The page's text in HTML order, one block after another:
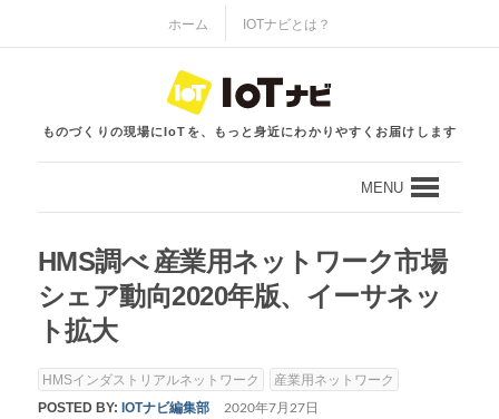
ホーム IOTナビとは？
ものづくりの現場にIoTを、もっと身近にわかりやすくお届けします
MENU
HMS調べ 産業用ネットワーク市場
シェア動向2020年版、イーサネッ
ト拡大
HMSインダストリアルネットワーク
産業用ネットワーク
POSTED BY: IOTナビ編集部 2020年7月27日